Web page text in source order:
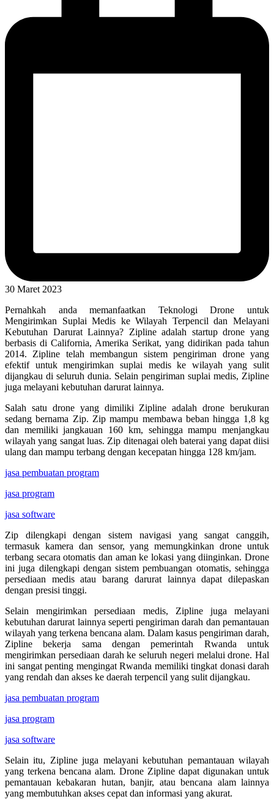
30 Maret 2023
Pernahkah anda memanfaatkan Teknologi Drone untuk
Mengirimkan Suplai Medis ke Wilayah Terpencil dan Melayani
Kebutuhan Darurat Lainnya? Zipline adalah startup drone yang
berbasis di California, Amerika Serikat, yang didirikan pada tahun
2014. Zipline telah membangun sistem pengiriman drone yang
efektif untuk mengirimkan suplai medis ke wilayah yang sulit
dijangkau di seluruh dunia. Selain pengiriman suplai medis, Zipline
juga melayani kebutuhan darurat lainnya.
Salah satu drone yang dimiliki Zipline adalah drone berukuran
sedang bernama Zip. Zip mampu membawa beban hingga 1,8 kg
dan memiliki jangkauan 160 km, sehingga mampu menjangkau
wilayah yang sangat luas. Zip ditenagai oleh baterai yang dapat diisi
ulang dan mampu terbang dengan kecepatan hingga 128 km/jam.
jasa pembuatan program
jasa program
jasa software
Zip dilengkapi dengan sistem navigasi yang sangat canggih,
termasuk kamera dan sensor, yang memungkinkan drone untuk
terbang secara otomatis dan aman ke lokasi yang diinginkan. Drone
ini juga dilengkapi dengan sistem pembuangan otomatis, sehingga
persediaan medis atau barang darurat lainnya dapat dilepaskan
dengan presisi tinggi.
Selain mengirimkan persediaan medis, Zipline juga melayani
kebutuhan darurat lainnya seperti pengiriman darah dan pemantauan
wilayah yang terkena bencana alam. Dalam kasus pengiriman darah,
Zipline bekerja sama dengan pemerintah Rwanda untuk
mengirimkan persediaan darah ke seluruh negeri melalui drone. Hal
ini sangat penting mengingat Rwanda memiliki tingkat donasi darah
yang rendah dan akses ke daerah terpencil yang sulit dijangkau.
jasa pembuatan program
jasa program
jasa software
Selain itu, Zipline juga melayani kebutuhan pemantauan wilayah
yang terkena bencana alam. Drone Zipline dapat digunakan untuk
pemantauan kebakaran hutan, banjir, atau bencana alam lainnya
yang membutuhkan akses cepat dan informasi yang akurat.